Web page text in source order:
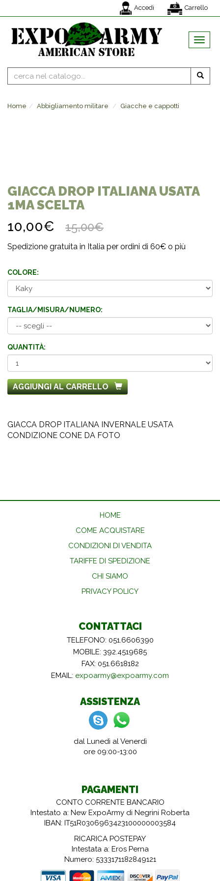
Accedi Carrello
MENU
Home Abbigliamento militare Giacche e cappotti
GIACCA DROP ITALIANA USATA
1MA SCELTA
10,00€ 15,00€
Spedizione gratuita in Italia per ordini di 60€ o più
COLORE:
TAGLIA/MISURA/NUMERO:
QUANTITÀ:
AGGIUNGI AL CARRELLO
GIACCA DROP ITALIANA INVERNALE USATA
CONDIZIONE CONE DA FOTO
HOME
COME ACQUISTARE
CONDIZIONI DI VENDITA
TARIFFE DI SPEDIZIONE
CHI SIAMO
PRIVACY POLICY
CONTATTACI
TELEFONO: 051.6606390
MOBILE: 392.4519685
FAX: 051.6618182
EMAIL: expoarmy@expoarmy.com
ASSISTENZA
dal Lunedì al Venerdì
ore 09:00-13:00
PAGAMENTI
CONTO CORRENTE BANCARIO
Intestato a: New ExpoArmy di Negrini Roberta
IBAN: IT51R0306963423100000003584
RICARICA POSTEPAY
Intestata a: Eros Perna
Numero: 5333171182849121